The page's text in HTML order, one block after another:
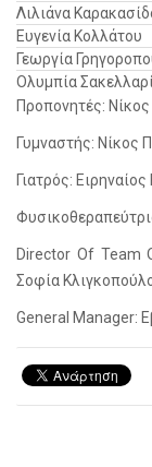
Λιλιάνα
Ευγενία Κολλάτου
Γεωργία
Ολυμπία
Προπονητές:
Γυμναστής: Νίκος
Γιατρός:
Director Of Team
Σοφία
General Manager: